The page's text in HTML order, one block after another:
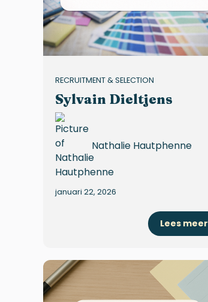
RECRUITMENT & SELECTION
Sylvain Dieltjens
Nathalie Hautphenne
januari 22, 2026
Lees meer